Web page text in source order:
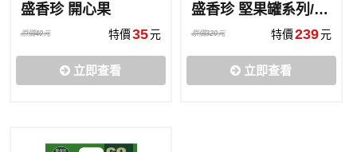
盛香珍 開心果
原價40元 特價35元
立即查看
盛香珍 堅果罐系列/無調味綜合果
原價320元 特價239元
立即查看